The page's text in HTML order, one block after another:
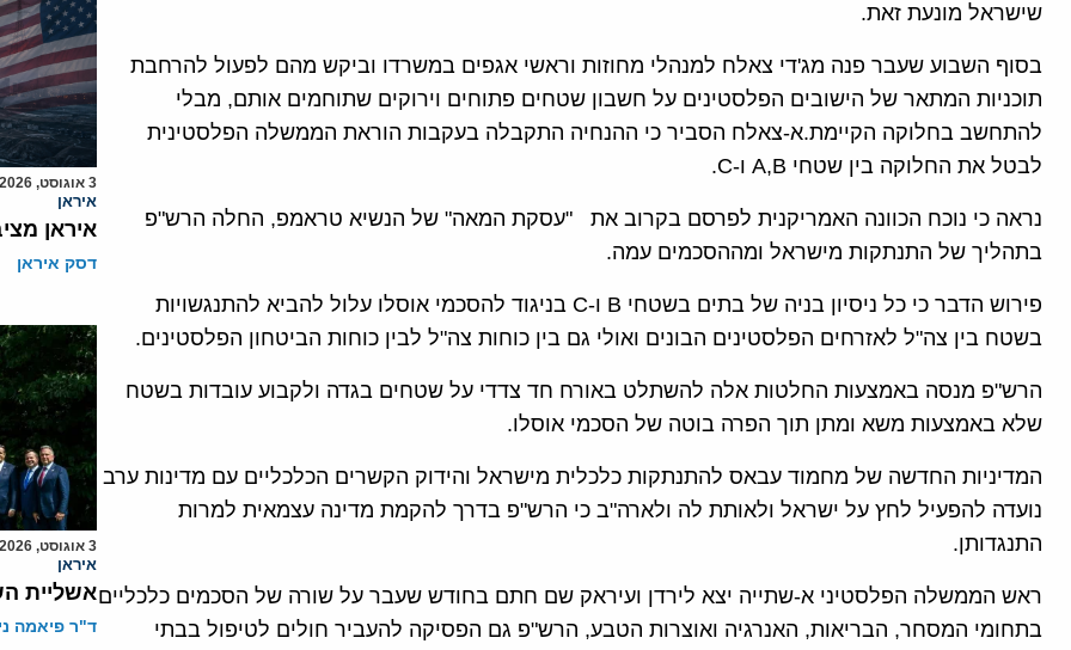
שישראל מונעת זאת.
בסוף השבוע שעבר פנה מג'די צאלח למנהלי מחוזות וראשי אגפים במשרדו וביקש מהם לפעול להרחבת
תוכניות המתאר של הישובים הפלסטינים על חשבון שטחים פתוחים וירוקים שתוחמים אותם, מבלי
להתחשב בחלוקה הקיימת.א-צאלח הסביר כי ההנחיה התקבלה בעקבות הוראת הממשלה הפלסטינית
לבטל את החלוקה בין שטחי A,B ו-C.
נראה כי נוכח הכוונה האמריקנית לפרסם בקרוב את "עסקת המאה" של הנשיא טראמפ, החלה הרש"פ
בתהליך של התנתקות מישראל ומההסכמים עמה.
פירוש הדבר כי כל ניסיון בניה של בתים בשטחי B ו-C בניגוד להסכמי אוסלו עלול להביא להתנגשויות
בשטח בין צה"ל לאזרחים הפלסטינים הבונים ואולי גם בין כוחות צה"ל לבין כוחות הביטחון הפלסטינים.
הרש"פ מנסה באמצעות החלטות אלה להשתלט באורח חד צדדי על שטחים בגדה ולקבוע עובדות בשטח
שלא באמצעות משא ומתן תוך הפרה בוטה של הסכמי אוסלו.
המדיניות החדשה של מחמוד עבאס להתנתקות כלכלית מישראל והידוק הקשרים הכלכליים עם מדינות ערב
נועדה להפעיל לחץ על ישראל ולאותת לה ולארה"ב כי הרש"פ בדרך להקמת מדינה עצמאית למרות
התנגדותן.
ראש הממשלה הפלסטיני א-שתייה יצא לירדן ועיראק שם חתם בחודש שעבר על שורה של הסכמים כלכליים
בתחומי המסחר, הבריאות, האנרגיה ואוצרות הטבע, הרש"פ גם הפסיקה להעביר חולים לטיפול בבתי
3 אוגוסט, 2026
איראן
איראן
דסק איראן
3 אוגוסט, 2026
איראן
אשליית
ד"ר פיאמה